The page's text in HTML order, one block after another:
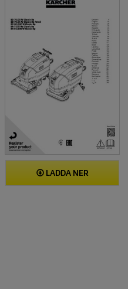
LADDA NER